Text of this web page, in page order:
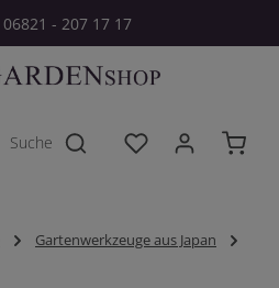
- 207 17 17
Du hast 0
Gartenwerkzeuge aus Japan